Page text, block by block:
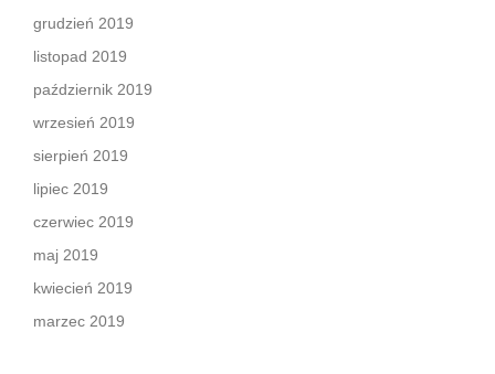
grudzień 2019
listopad 2019
październik 2019
wrzesień 2019
sierpień 2019
lipiec 2019
czerwiec 2019
maj 2019
kwiecień 2019
marzec 2019